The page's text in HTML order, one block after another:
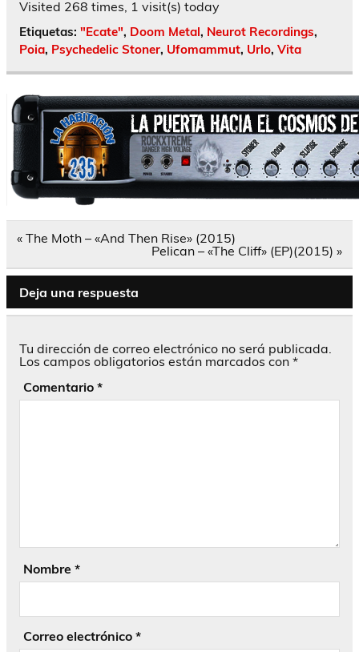
Visited 268 times, 1 visit(s) today
Etiquetas: "Ecate", Doom Metal, Neurot Recordings,
Poia, Psychedelic Stoner, Ufomammut, Urlo, Vita
Navegación
« The Moth – «And Then Rise» (2015)
Pelican – «The Cliff» (EP)(2015) »
Deja una respuesta
Tu dirección de correo electrónico no será publicada.
Los campos obligatorios están marcados con *
Comentario *
Nombre *
Correo electrónico *